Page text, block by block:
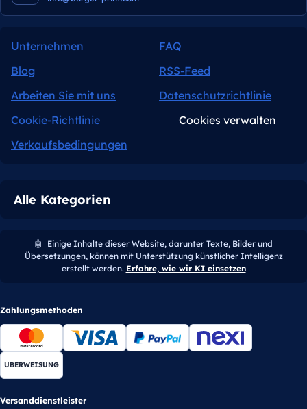
Unternehmen
FAQ
Blog
RSS-Feed
Arbeiten Sie mit uns
Datenschutzrichtlinie
Cookie-Richtlinie
Cookies verwalten
Verkaufsbedingungen
Alle Kategorien
🤖
Einige Inhalte dieser Website, darunter Texte, Bilder und
Übersetzungen, können mit Unterstützung künstlicher Intelligenz
erstellt werden. Erfahre, wie wir KI einsetzen
Zahlungsmethoden
UBERWEISUNG
Versanddienstleister